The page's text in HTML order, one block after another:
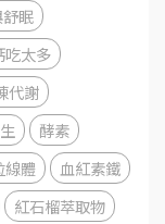
眠
吃太多
代謝
酵素
線體
血紅素鐵
紅石榴萃取物